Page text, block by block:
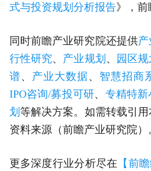
式与投资规划分析报告》，前
同时前瞻产业研究院还提供
行性研究、 产业规划 、 园区规
谱、 产业大数据、 智慧招商
IPO咨询/募投可研、 专精特新
划 等解决方案。如需转载引
资料来源（前瞻产业研究院）
更多深度行业分析尽在 【前